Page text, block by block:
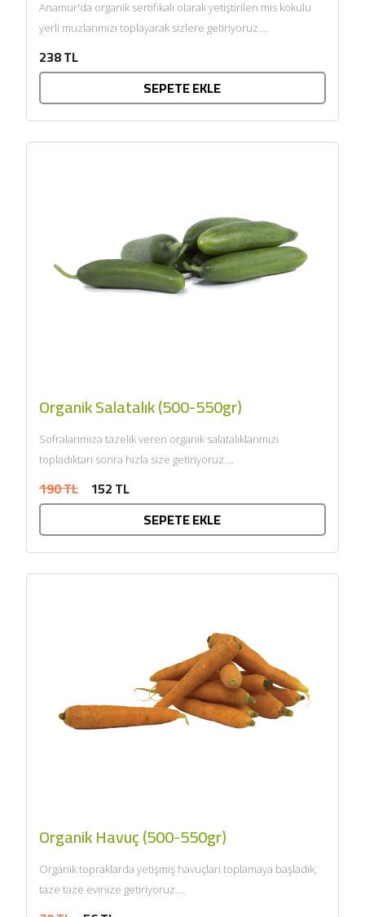
Anamur'da organik sertifikalı olarak yetiştirilen mis kokulu
yerli muzlarımızı toplayarak sizlere getiriyoruz....
238 TL
SEPETE EKLE
Organik Salatalık (500-550gr)
Sofralarımıza tazelik veren organik salatalıklarımızı
topladıktan sonra hızla size getiriyoruz....
190 TL 152 TL
SEPETE EKLE
Organik Havuç (500-550gr)
Organik topraklarda yetişmiş havuçları toplamaya başladık,
taze taze evinize getiriyoruz....